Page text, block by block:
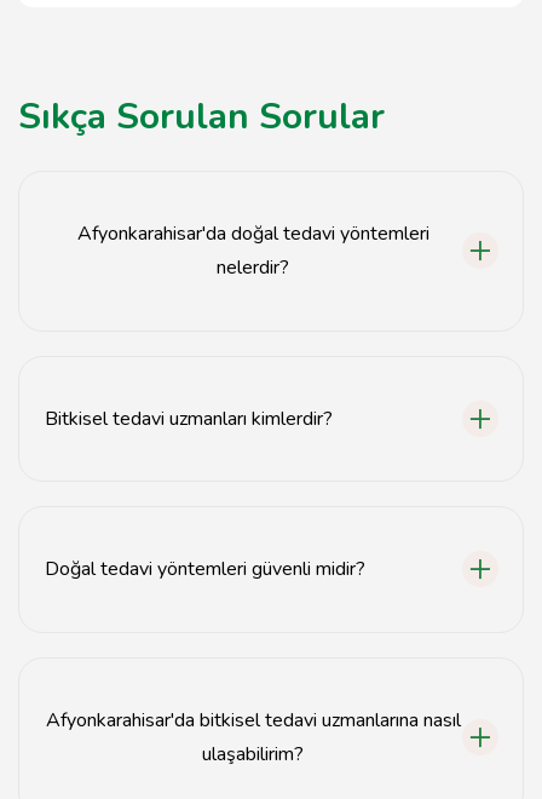
Sıkça Sorulan Sorular
Afyonkarahisar'da doğal tedavi yöntemleri
nelerdir?
Bitkisel tedavi uzmanları kimlerdir?
Doğal tedavi yöntemleri güvenli midir?
Afyonkarahisar'da bitkisel tedavi uzmanlarına nasıl
ulaşabilirim?